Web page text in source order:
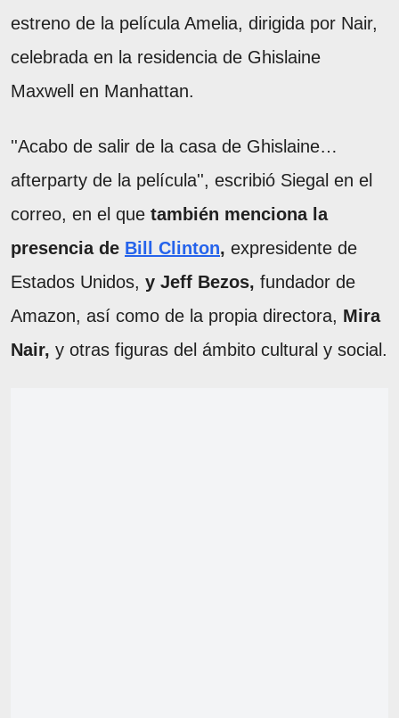
estreno de la película Amelia, dirigida por Nair,
celebrada en la residencia de Ghislaine
Maxwell en Manhattan.
''Acabo de salir de la casa de Ghislaine…
afterparty de la película'', escribió Siegal en el
correo, en el que también menciona la
presencia de Bill Clinton, expresidente de
Estados Unidos, y Jeff Bezos, fundador de
Amazon, así como de la propia directora, Mira
Nair, y otras figuras del ámbito cultural y social.